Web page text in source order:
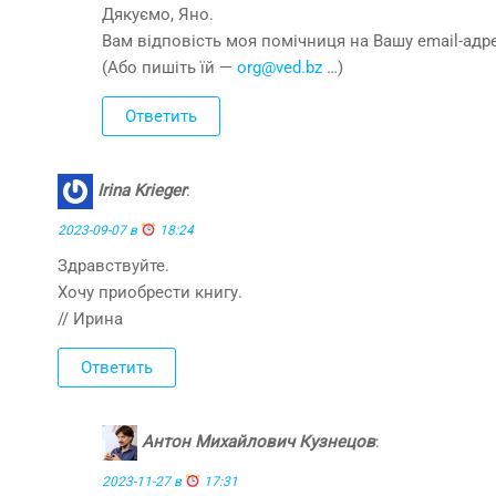
Дякуємо, Яно.
Вам відповість моя помічниця на Вашу email-
(Або пишіть їй — org@ved.bz …)
Ответить
Irina Krieger:
2023-09-07 в 18:24
Здравствуйте.
Хочу приобрести книгу.
// Ирина
Ответить
Антон Михайлович Кузнецов:
2023-11-27 в 17:31